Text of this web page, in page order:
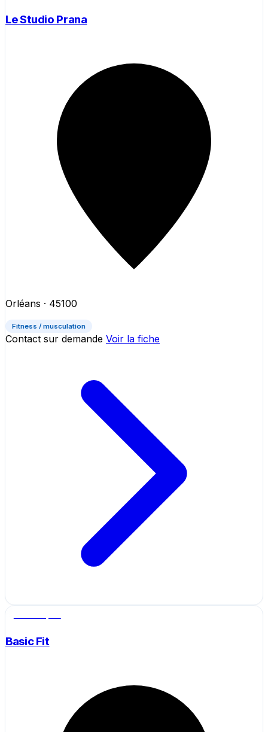
Le Studio Prana
Orléans · 45100
Fitness / musculation
Contact sur demande Voir la fiche
Basic Fit